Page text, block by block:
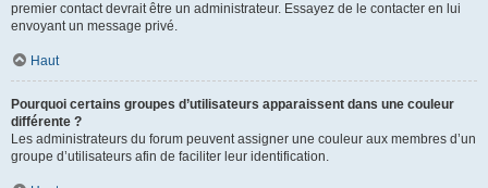
premier contact devrait être un administrateur. Essayez de le contacter en lui
envoyant un message privé.
Haut
Pourquoi certains groupes d’utilisateurs apparaissent dans une couleur
différente ?
Les administrateurs du forum peuvent assigner une couleur aux membres d’un
groupe d’utilisateurs afin de faciliter leur identification.